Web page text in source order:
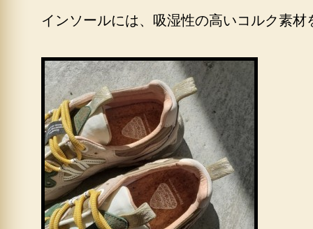
インソールには、吸湿性の高いコルク素材